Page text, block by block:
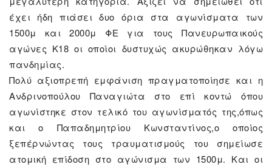
έχει ήδη πιάσει δυο όρια στα αγωνίσματα των
1500μ και 2000μ ΦΕ για τους Πανευρωπαικούς
αγώνες Κ18 οι οποίοι δυστυχώς ακυρώθηκαν λόγω
πανδημίας.
Πολύ αξιοπρεπή εμφάνιση πραγματοποίησε και η
Ανδρινοπούλου Παναγιώτα στο επί κοντώ όπου
αγωνίστηκε στον τελικό του αγωνίσματός της,όπως
και ο Παπαδημητρίου Κωνσταντίνος,ο οποίος
ξεπέρνώντας τους τραυματισμούς του σημείωσε
ατομική επίδοση στο αγώνισμα των 1500μ. Και οι